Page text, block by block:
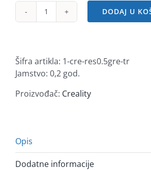
Creality
printanje,
0.5kg,
prozirna
DODAJ U
Šifra artikla: 1-cre-res0.5gre-tr
Jamstvo: 0,2 god.
Proizvođač: Creality
Opis
Dodatne informacije